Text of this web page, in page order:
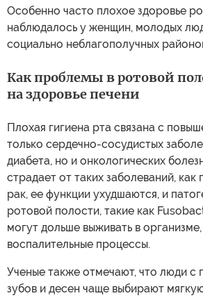
Особенно часто плохое здоровье
наблюдалось у женщин, молодых
социально неблагополучных
Как проблемы в ротовой
на здоровье печени
Плохая гигиена рта связана с
только сердечно-сосудистых
диабета, но и онкологических
страдает от таких заболеваний, как
рак, ее функции ухудшаются, и
ротовой полости, такие как
могут дольше выживать в организме,
воспалительные процессы.
Ученые также отмечают, что люди с
зубов и десен чаще выбирают